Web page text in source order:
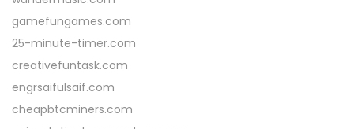
gamefungames.com
25-minute-timer.com
creativefuntask.com
engrsaifulsaif.com
cheapbtcminers.com